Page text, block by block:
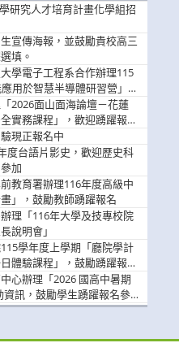
研究人才培育計畫化學組招
宣傳海報，並鼓勵貴校高三
填。
學電子工程系合作辦理115
用於智慧半導體研習營」，
2026面山面海論壇－花蓮
實務課程」，歡迎踴躍報名
現正報名中
度台語片影史，歡迎歷史科
加
教育署辦理116年度高級中
」，鼓勵教師踴躍報名
理「116年大學及技專校院
說明會」
學年度上學期「廳院學計
體驗課程」，鼓勵踴躍報名
心辦理「2026 國高中暑期
訊，鼓勵學生踴躍報名參